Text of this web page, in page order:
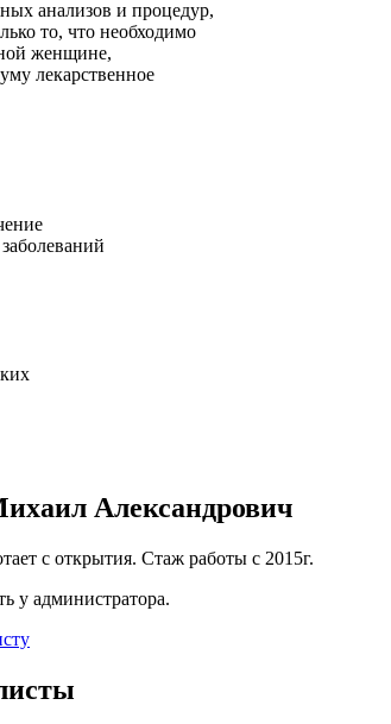
анализов и процедур,
то, что необходимо
женщине,
лекарственное
Александрович
с открытия. Стаж работы с 2015г.
у администратора.